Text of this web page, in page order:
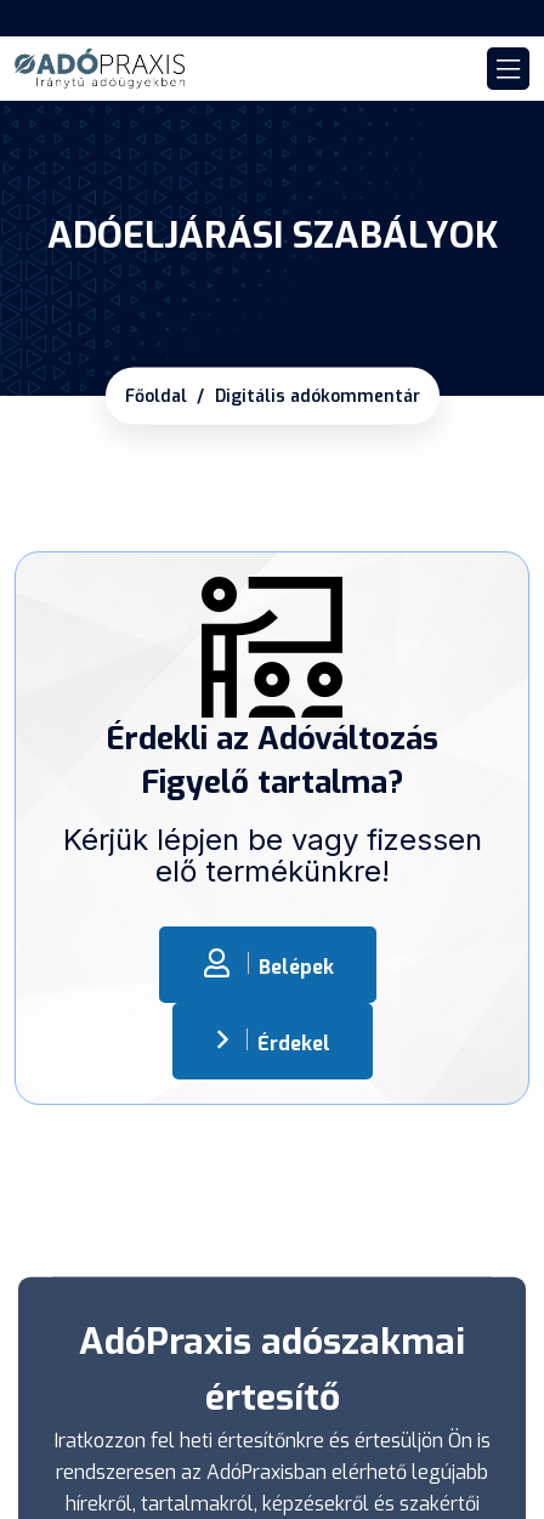
ADÓELJÁRÁSI SZABÁLYOK
Főoldal Digitális adókommentár
Érdekli az Adóváltozás
Figyelő tartalma?
Kérjük lépjen be vagy fizessen
elő termékünkre!
Belépek
Érdekel
AdóPraxis adószakmai
értesítő
Iratkozzon fel heti értesítőnkre és értesüljön Ön is
rendszeresen az AdóPraxisban elérhető legújabb
hírekről, tartalmakról, képzésekről és szakértői